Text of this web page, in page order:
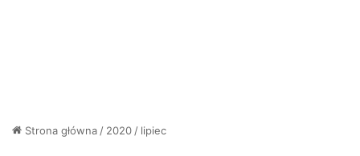
Strona główna / 2020 / lipiec